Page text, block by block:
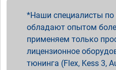
Наши специалисты по
обладают опытом
применяем только
лицензионное
тюнинга (Flex, Kess 3,